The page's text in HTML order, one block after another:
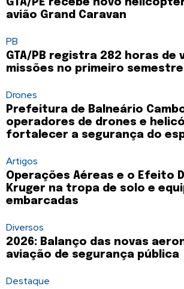
GTA/PE recebe novo
avião Grand Caravan
PB
GTA/PB registra 282 horas de
missões no primeiro semestre
Drones
Prefeitura de Balneário
operadores de drones e
fortalecer a segurança do
Artigos
Operações Aéreas e o Efeito
Kruger na tropa de solo e
embarcadas
Diversos
2026: Balanço das novas
aviação de segurança pública
Destaque